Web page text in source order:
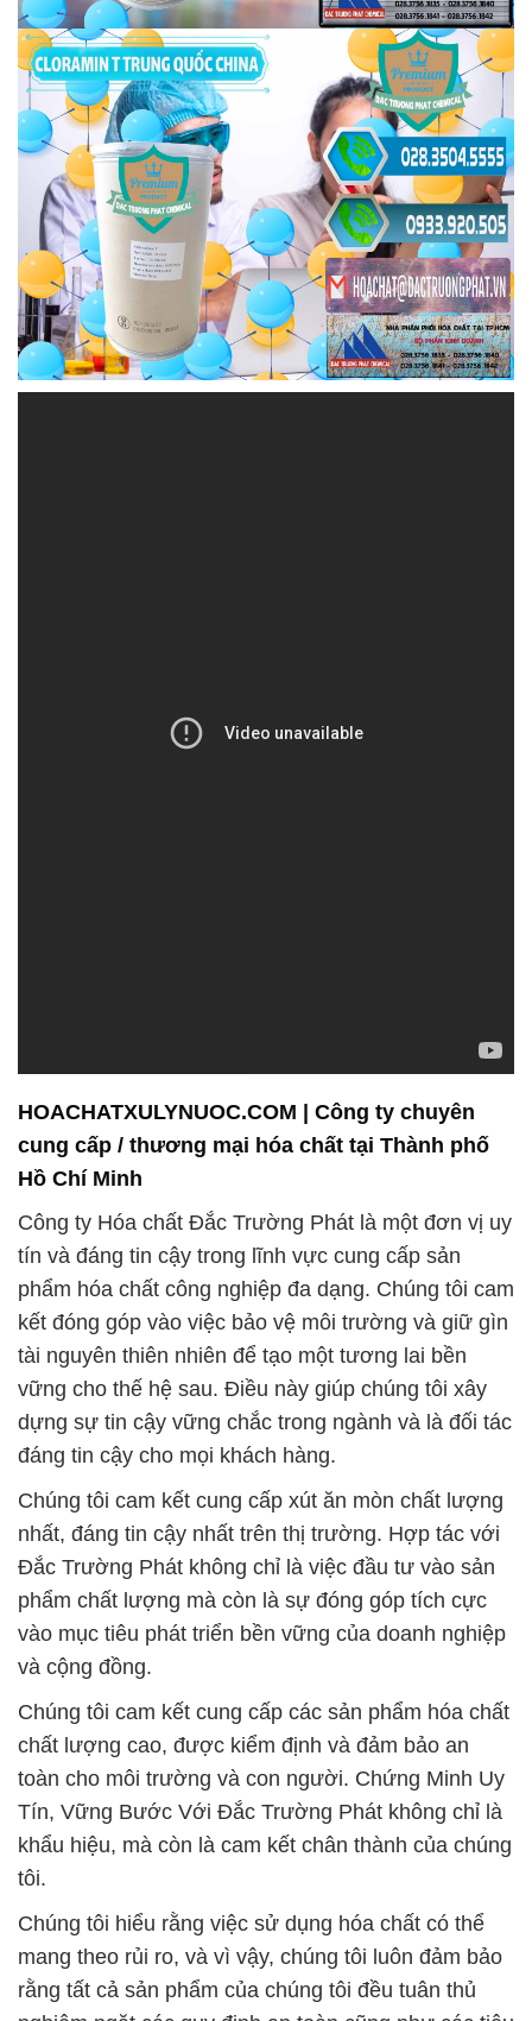
HOACHATXULYNUOC.COM | Công ty chuyên
cung cấp / thương mại hóa chất tại Thành phố
Hồ Chí Minh
Công ty Hóa chất Đắc Trường Phát là một đơn vị uy
tín và đáng tin cậy trong lĩnh vực cung cấp sản
phẩm hóa chất công nghiệp đa dạng. Chúng tôi cam
kết đóng góp vào việc bảo vệ môi trường và giữ gìn
tài nguyên thiên nhiên để tạo một tương lai bền
vững cho thế hệ sau. Điều này giúp chúng tôi xây
dựng sự tin cậy vững chắc trong ngành và là đối tác
đáng tin cậy cho mọi khách hàng.
Chúng tôi cam kết cung cấp xút ăn mòn chất lượng
nhất, đáng tin cậy nhất trên thị trường. Hợp tác với
Đắc Trường Phát không chỉ là việc đầu tư vào sản
phẩm chất lượng mà còn là sự đóng góp tích cực
vào mục tiêu phát triển bền vững của doanh nghiệp
và cộng đồng.
Chúng tôi cam kết cung cấp các sản phẩm hóa chất
chất lượng cao, được kiểm định và đảm bảo an
toàn cho môi trường và con người. Chứng Minh Uy
Tín, Vững Bước Với Đắc Trường Phát không chỉ là
khẩu hiệu, mà còn là cam kết chân thành của chúng
tôi.
Chúng tôi hiểu rằng việc sử dụng hóa chất có thể
mang theo rủi ro, và vì vậy, chúng tôi luôn đảm bảo
rằng tất cả sản phẩm của chúng tôi đều tuân thủ